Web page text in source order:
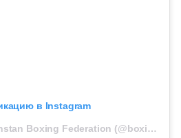
в Instagram
Публикация от Kazakhstan Boxing Federation (@boxingkazakhstan)